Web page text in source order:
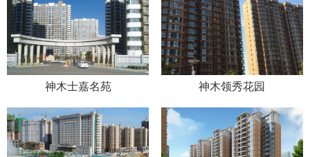
神木士嘉名苑 神木领秀花园